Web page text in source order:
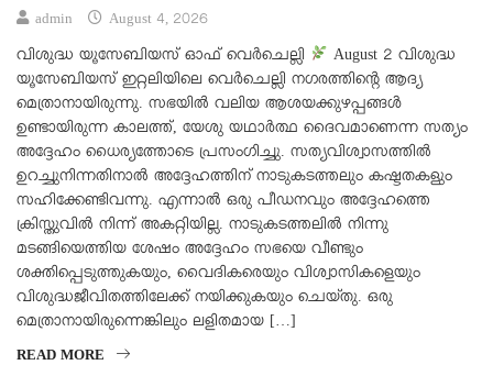
admin August 4, 2026
വിശുദ്ധ യൂസേബിയസ് ഓഫ് വെർചെല്ലി
August 2 വിശുദ്ധ
യൂസേബിയസ് ഇറ്റലിയിലെ വെർചെല്ലി നഗരത്തിന്റെ ആദ്യ
മെത്രാനായിരുന്നു. സഭയിൽ വലിയ ആശയക്കുഴപ്പങ്ങൾ
ഉണ്ടായിരുന്ന കാലത്ത്, യേശു യഥാർത്ഥ ദൈവമാണെന്ന സത്യം
അദ്ദേഹം ധൈര്യത്തോടെ പ്രസംഗിച്ചു. സത്യവിശ്വാസത്തിൽ
ഉറച്ചുനിന്നതിനാൽ അദ്ദേഹത്തിന് നാടുകടത്തലും കഷ്ടതകളും
സഹിക്കേണ്ടിവന്നു. എന്നാൽ ഒരു പീഡനവും അദ്ദേഹത്തെ
ക്രിസ്തുവിൽ നിന്ന് അകറ്റിയില്ല. നാടുകടത്തലിൽ നിന്നു
മടങ്ങിയെത്തിയ ശേഷം അദ്ദേഹം സഭയെ വീണ്ടും
ശക്തിപ്പെടുത്തുകയും, വൈദികരെയും വിശ്വാസികളെയും
വിശുദ്ധജീവിതത്തിലേക്ക് നയിക്കുകയും ചെയ്തു. ഒരു
മെത്രാനായിരുന്നെങ്കിലും ലളിതമായ […]
READ MORE